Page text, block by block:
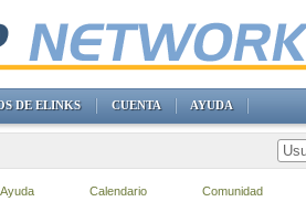
DE ELINKS CUENTA AYUDA
Ayuda Calendario Comunidad